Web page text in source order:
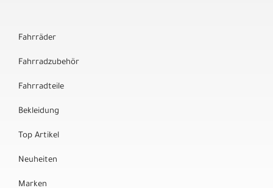
Fahrräder
Fahrradzubehör
Fahrradteile
Bekleidung
Top Artikel
Neuheiten
Marken